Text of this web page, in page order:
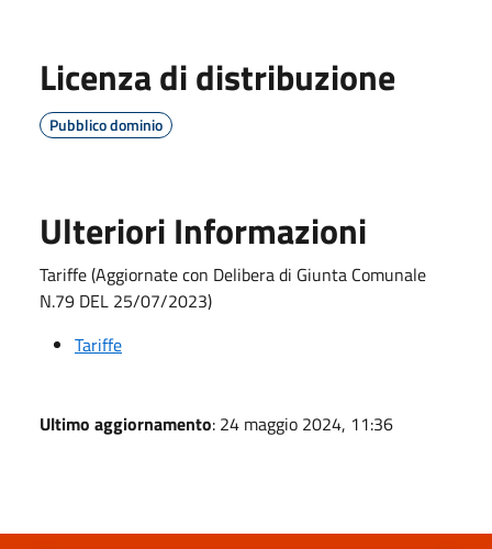
Licenza di distribuzione
Pubblico dominio
Ulteriori Informazioni
Tariffe (Aggiornate con Delibera di Giunta Comunale
N.79 DEL 25/07/2023)
Tariffe
Ultimo aggiornamento: 24 maggio 2024, 11:36